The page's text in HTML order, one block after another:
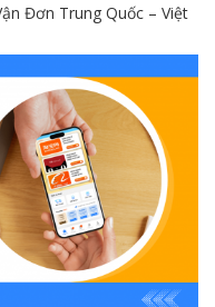
Đơn Trung Quốc – Việt